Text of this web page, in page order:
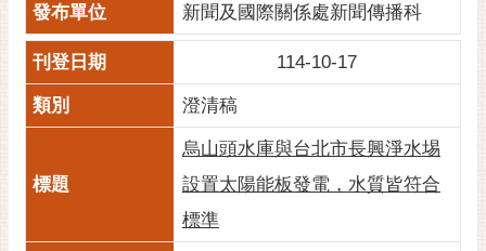
電
子
報
市
民
箱
新聞及國際關係處新聞傳播科
114-10-17
澄清稿
烏山頭水庫與台北市長興淨水埸
設置太陽能板發電，水質皆符合
標準